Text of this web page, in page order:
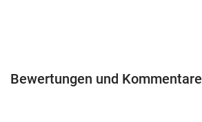
Bewertungen und Kommentare